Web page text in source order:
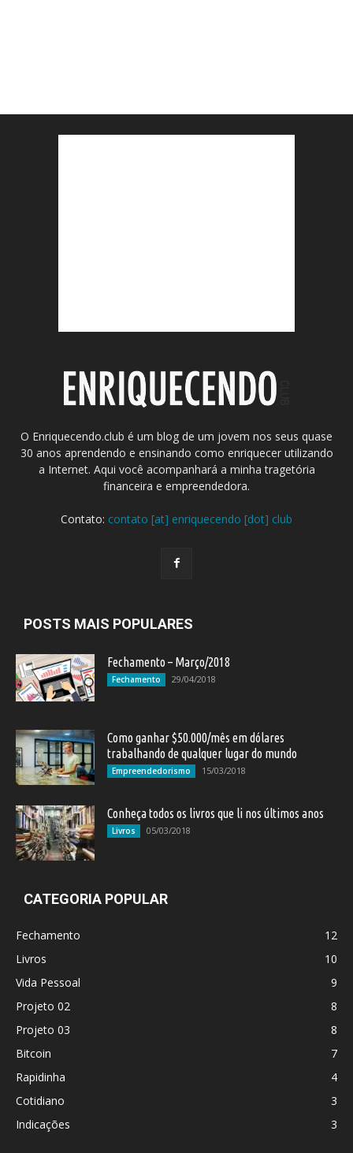
O Enriquecendo.club é um blog de um jovem nos seus quase
30 anos aprendendo e ensinando como enriquecer utilizando
a Internet. Aqui você acompanhará a minha tragetória
financeira e empreendedora.
Contato: contato [at] enriquecendo [dot] club
POSTS MAIS POPULARES
Fechamento – Março/2018
Fechamento 29/04/2018
Como ganhar $50.000/mês em dólares
trabalhando de qualquer lugar do mundo
Empreendedorismo 15/03/2018
Conheça todos os livros que li nos últimos anos
Livros 05/03/2018
CATEGORIA POPULAR
Fechamento
12
Livros
10
Vida Pessoal
9
Projeto 02
8
Projeto 03
8
Bitcoin
7
Rapidinha
4
Cotidiano
3
Indicações
3